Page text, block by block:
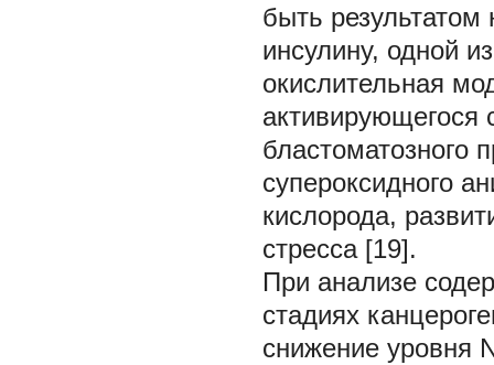
быть
инсулину, одной
окислительная
активирующегося
бластоматозного
супероксидного
кислорода,
стресса [19].
При анализе
стадиях
снижение уровня